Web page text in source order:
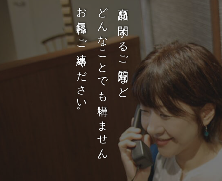
商品に関するご質問など、
どんなことでも構いません。
お気軽にご連絡ください。